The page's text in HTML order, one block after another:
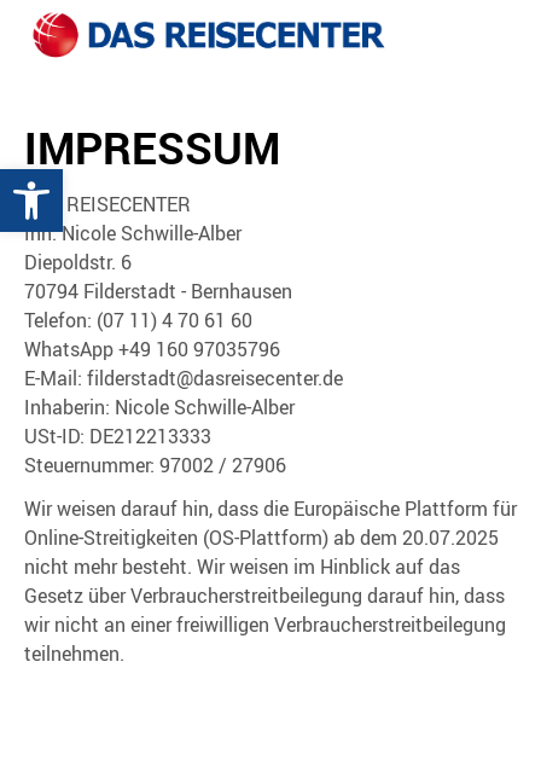
Werkzeugleiste öffnen
IMPRESSUM
DAS REISECENTER
Inh. Nicole Schwille-Alber
Diepoldstr. 6
70794 Filderstadt - Bernhausen
Telefon: (07 11) 4 70 61 60
WhatsApp +49 160 97035796
E-Mail: filderstadt@dasreisecenter.de
Inhaberin: Nicole Schwille-Alber
USt-ID: DE212213333
Steuernummer: 97002 / 27906
Wir weisen darauf hin, dass die Europäische Plattform für
Online-Streitigkeiten (OS-Plattform) ab dem 20.07.2025
nicht mehr besteht. Wir weisen im Hinblick auf das
Gesetz über Verbraucherstreitbeilegung darauf hin, dass
wir nicht an einer freiwilligen Verbraucherstreitbeilegung
teilnehmen.